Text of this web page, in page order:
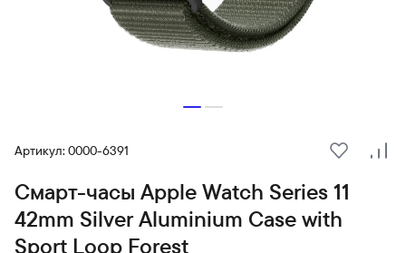
Артикул: 0000-6391
В
Смарт-часы Apple Watch Series 11
42mm Silver Aluminium Case with
Sport Loop Forest